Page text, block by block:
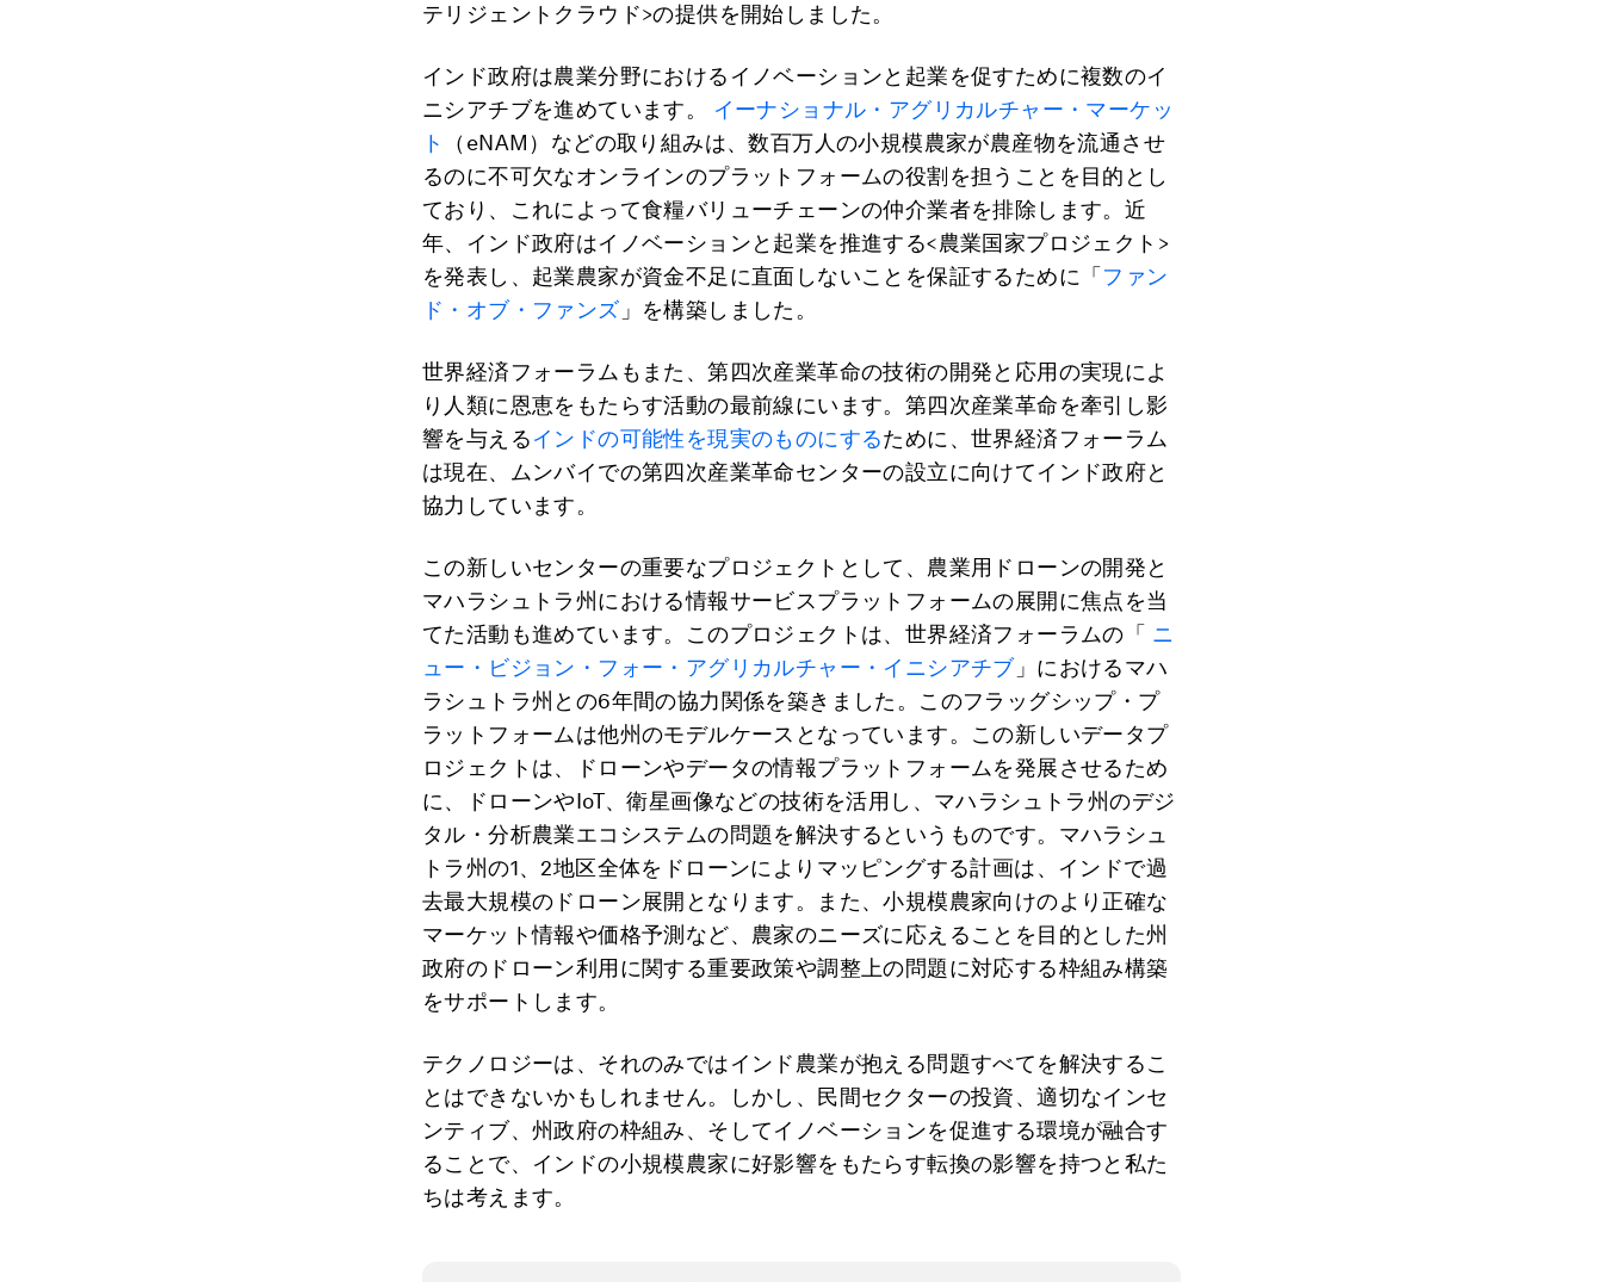
テリジェントクラウド>の提供を開始しました。
インド政府は農業分野におけるイノベーションと起業を促すために複数のイ
ニシアチブを進めています。
イーナショナル・アグリカルチャー・マーケッ
ト
（eNAM）などの取り組みは、数百万人の小規模農家が農産物を流通させ
るのに不可欠なオンラインのプラットフォームの役割を担うことを目的とし
ており、これによって食糧バリューチェーンの仲介業者を排除します。近
年、インド政府はイノベーションと起業を推進する<農業国家プロジェクト>
を発表し、起業農家が資金不足に直面しないことを保証するために「 ファン
ド・オブ・ファンズ 」を構築しました。
世界経済フォーラムもまた、第四次産業革命の技術の開発と応用の実現によ
り人類に恩恵をもたらす活動の最前線にいます。第四次産業革命を牽引し影
響を与えるインドの可能性を現実のものにするために、世界経済フォーラム
は現在、ムンバイでの第四次産業革命センターの設立に向けてインド政府と
協力しています。
この新しいセンターの重要なプロジェクトとして、農業用ドローンの開発と
マハラシュトラ州における情報サービスプラットフォームの展開に焦点を当
てた活動も進めています。このプロジェクトは、世界経済フォーラムの「 ニ
ュー・ビジョン・フォー・アグリカルチャー・イニシアチブ」におけるマハ
ラシュトラ州との6年間の協力関係を築きました。このフラッグシップ・プ
ラットフォームは他州のモデルケースとなっています。この新しいデータプ
ロジェクトは、ドローンやデータの情報プラットフォームを発展させるため
に、ドローンやIoT、衛星画像などの技術を活用し、マハラシュトラ州のデジ
タル・分析農業エコシステムの問題を解決するというものです。マハラシュ
トラ州の1、2地区全体をドローンによりマッピングする計画は、インドで過
去最大規模のドローン展開となります。また、小規模農家向けのより正確な
マーケット情報や価格予測など、農家のニーズに応えることを目的とした州
政府のドローン利用に関する重要政策や調整上の問題に対応する枠組み構築
をサポートします。
テクノロジーは、それのみではインド農業が抱える問題すべてを解決するこ
とはできないかもしれません。しかし、民間セクターの投資、適切なインセ
ンティブ、州政府の枠組み、そしてイノベーションを促進する環境が融合す
ることで、インドの小規模農家に好影響をもたらす転換の影響を持つと私た
ちは考えます。